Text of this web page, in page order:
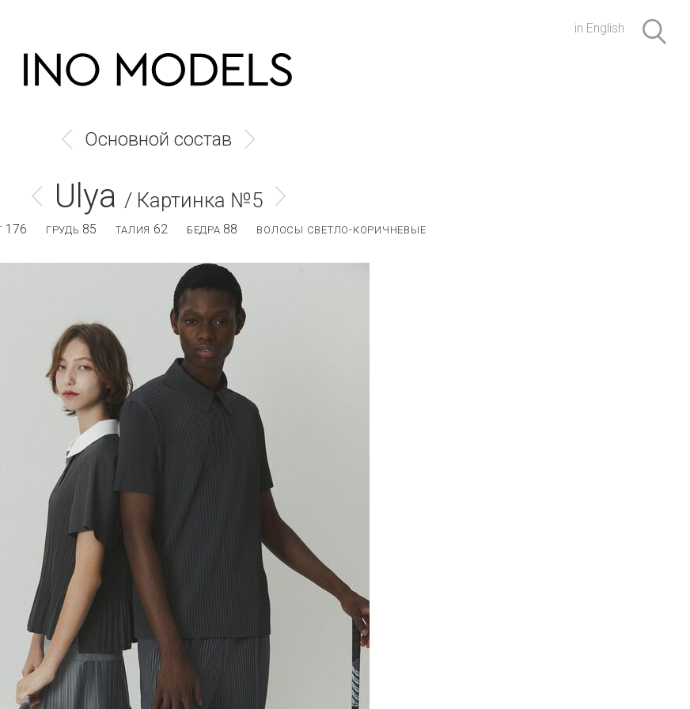
in English
Основной состав
Ulya / Картинка №5
176 ГРУДЬ 85 ТАЛИЯ 62 БЕДРА 88 ВОЛОСЫ СВЕТЛО-КОРИЧНЕВЫЕ